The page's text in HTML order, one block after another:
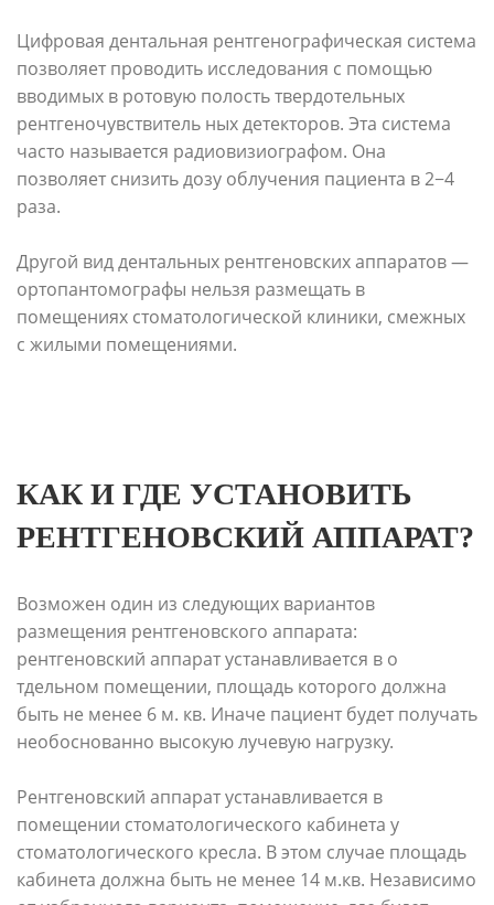
Цифровая дентальная рентгенографическая система
позволяет проводить исследования с помощью
вводимых в ротовую полость твердотельных
рентгеночувствитель ных детекторов. Эта система
часто называется радиовизиографом. Она
позволяет снизить дозу облучения пациента в 2−4
раза.
Другой вид дентальных рентгеновских аппаратов —
ортопантомографы нельзя размещать в
помещениях стоматологической клиники, смежных
с жилыми помещениями.
КАК И ГДЕ УСТАНОВИТЬ
РЕНТГЕНОВСКИЙ АППАРАТ?
Возможен один из следующих вариантов
размещения рентгеновского аппарата:
рентгеновский аппарат устанавливается в о
тдельном помещении, площадь которого должна
быть не менее 6 м. кв. Иначе пациент будет получать
необоснованно высокую лучевую нагрузку.
Рентгеновский аппарат устанавливается в
помещении стоматологического кабинета у
стоматологического кресла. В этом случае площадь
кабинета должна быть не менее 14 м.кв. Heзaвиcимo